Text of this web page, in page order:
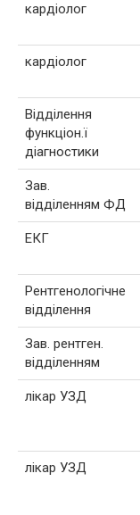
кардіолог
кардіолог
Відділення
функціон.ї
діагностики
Зав.
відділенням ФД
ЕКГ
Рентгенологічне
відділення
Зав. рентген.
відділенням
лікар УЗД
лікар УЗД